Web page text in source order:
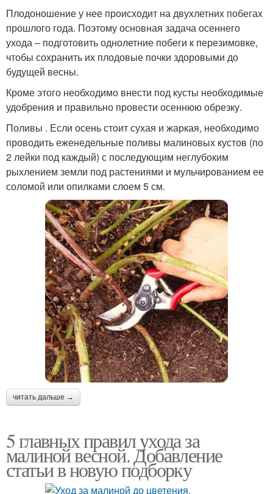
Плодоношение у нее происходит на двухлетних побегах
прошлого года. Поэтому основная задача осеннего
ухода – подготовить однолетние побеги к перезимовке,
чтобы сохранить их плодовые почки здоровыми до
будущей весны.
Кроме этого необходимо внести под кусты необходимые
удобрения и правильно провести осеннюю обрезку.
Поливы . Если осень стоит сухая и жаркая, необходимо
проводить еженедельные поливы малиновых кустов (по
2 лейки под каждый) с последующим неглубоким
рыхлением земли под растениями и мульчированием ее
соломой или опилками слоем 5 см.
читать дальше →
5 главных правил ухода за
малиной весной. Добавление
статьи в новую подборку